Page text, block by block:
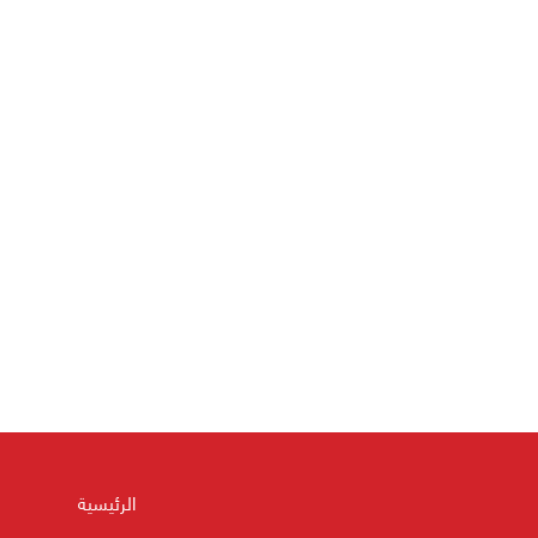
الرئيسية